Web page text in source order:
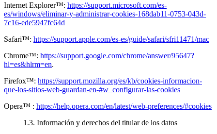
Internet Explorer™: https://support.microsoft.com/es-
es/windows/eliminar-y-administrar-cookies-168dab11-0753-043d-
7c16-ede5947fc64d
Safari™: https://support.apple.com/es-es/guide/safari/sfri11471/mac
Chrome™: https://support.google.com/chrome/answer/95647?
hl=es&hlrm=en.
Firefox™: https://support.mozilla.org/es/kb/cookies-informacion-
que-los-sitios-web-guardan-en-#w_configurar-las-cookies
Opera™ : https://help.opera.com/en/latest/web-preferences/#cookies
1.3. Información y derechos del titular de los datos